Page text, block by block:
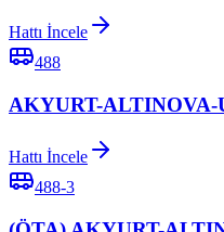
Hattı İncele
488
AKYURT-
Hattı İncele
488-3